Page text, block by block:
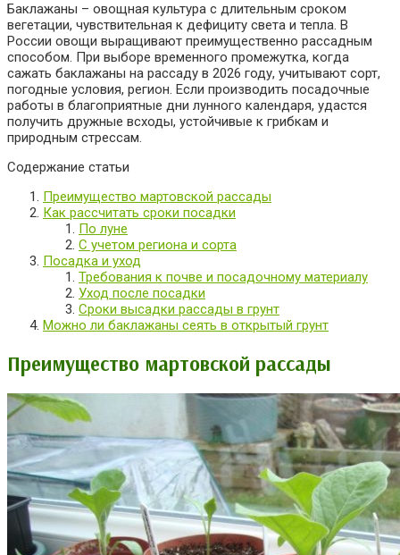
Баклажаны – овощная культура с длительным сроком
вегетации, чувствительная к дефициту света и тепла. В
России овощи выращивают преимущественно рассадным
способом. При выборе временного промежутка, когда
сажать баклажаны на рассаду в 2026 году, учитывают сорт,
погодные условия, регион. Если производить посадочные
работы в благоприятные дни лунного календаря, удастся
получить дружные всходы, устойчивые к грибкам и
природным стрессам.
Содержание статьи
Преимущество мартовской рассады
Как рассчитать сроки посадки
По луне
С учетом региона и сорта
Посадка и уход
Требования к почве и посадочному материалу
Уход после посадки
Сроки высадки рассады в грунт
Можно ли баклажаны сеять в открытый грунт
Преимущество мартовской рассады